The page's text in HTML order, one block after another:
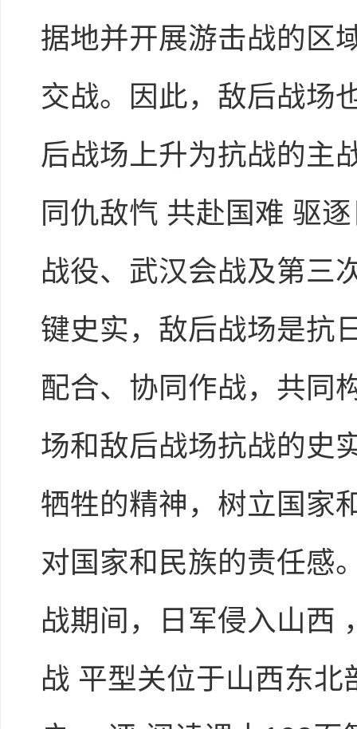
据地并开展游击战的区
交战。因此，敌后战场
后战场上升为抗战的主
同仇敌忾 共赴国难 驱
战役、武汉会战及第三
键史实，敌后战场是抗
配合、协同作战，共同
场和敌后战场抗战的史
牺牲的精神，树立国家
对国家和民族的责任感
战期间，日军侵入山西
战 平型关位于山西东